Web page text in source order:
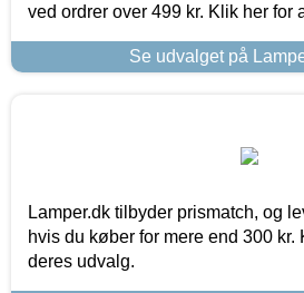
ved ordrer over 499 kr. Klik her for
Se udvalget på
Lamper.dk tilbyder prismatch, og
hvis du køber for mere end 300 kr.
deres udvalg.